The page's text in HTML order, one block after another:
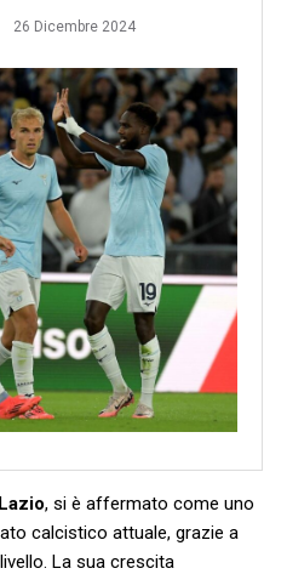
26 Dicembre 2024
Lazio,​ si è affermato come uno
calcistico​ attuale, grazie a
La sua crescita